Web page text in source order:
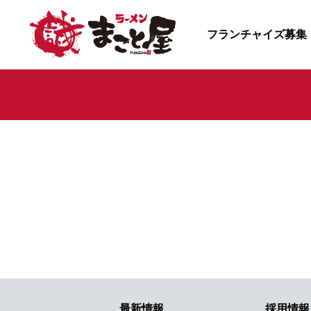
フランチャイズ募集
最新情報 採用情報